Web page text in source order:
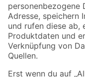
Zahlungsarten
Sicher einkaufen